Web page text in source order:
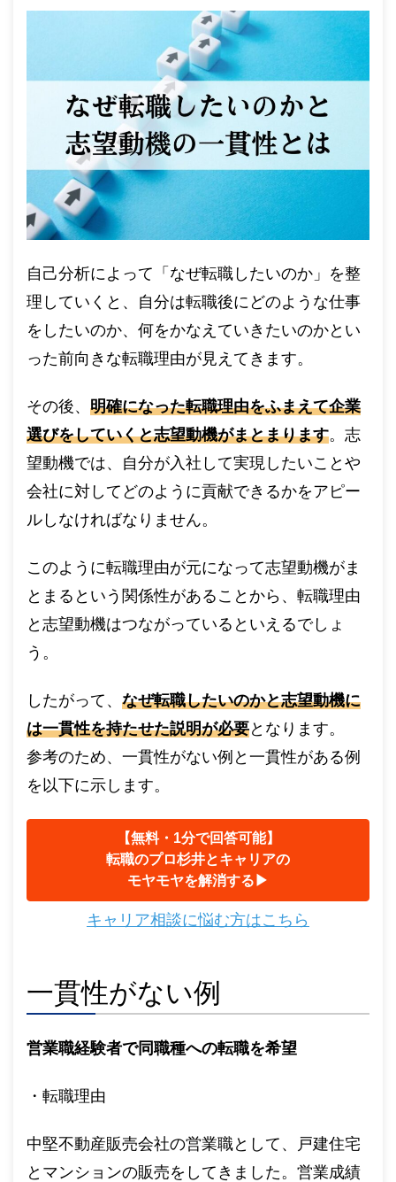
自己分析によって「なぜ転職したいのか」を整
理していくと、自分は転職後にどのような仕事
をしたいのか、何をかなえていきたいのかとい
った前向きな転職理由が見えてきます。
その後、 明確になった転職理由をふまえて企業
選びをしていくと志望動機がまとまります。志
望動機では、自分が入社して実現したいことや
会社に対してどのように貢献できるかをアピー
ルしなければなりません。
このように転職理由が元になって志望動機がま
とまるという関係性があることから、転職理由
と志望動機はつながっているといえるでしょ
う。
したがって、 なぜ転職したいのかと志望動機に
は一貫性を持たせた説明が必要となります。
参考のため、一貫性がない例と一貫性がある例
を以下に示します。
【無料・1分で回答可能】
転職のプロ杉井とキャリアの
モヤモヤを解消する▶︎
キャリア相談に悩む方はこちら
一貫性がない例
営業職経験者で同職種への転職を希望
・転職理由
中堅不動産販売会社の営業職として、戸建住宅
とマンションの販売をしてきました。営業成績